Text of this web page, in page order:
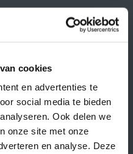
cookies
en advertenties te
social media te bieden
Ook delen we
onze site met onze
en analyse. Deze